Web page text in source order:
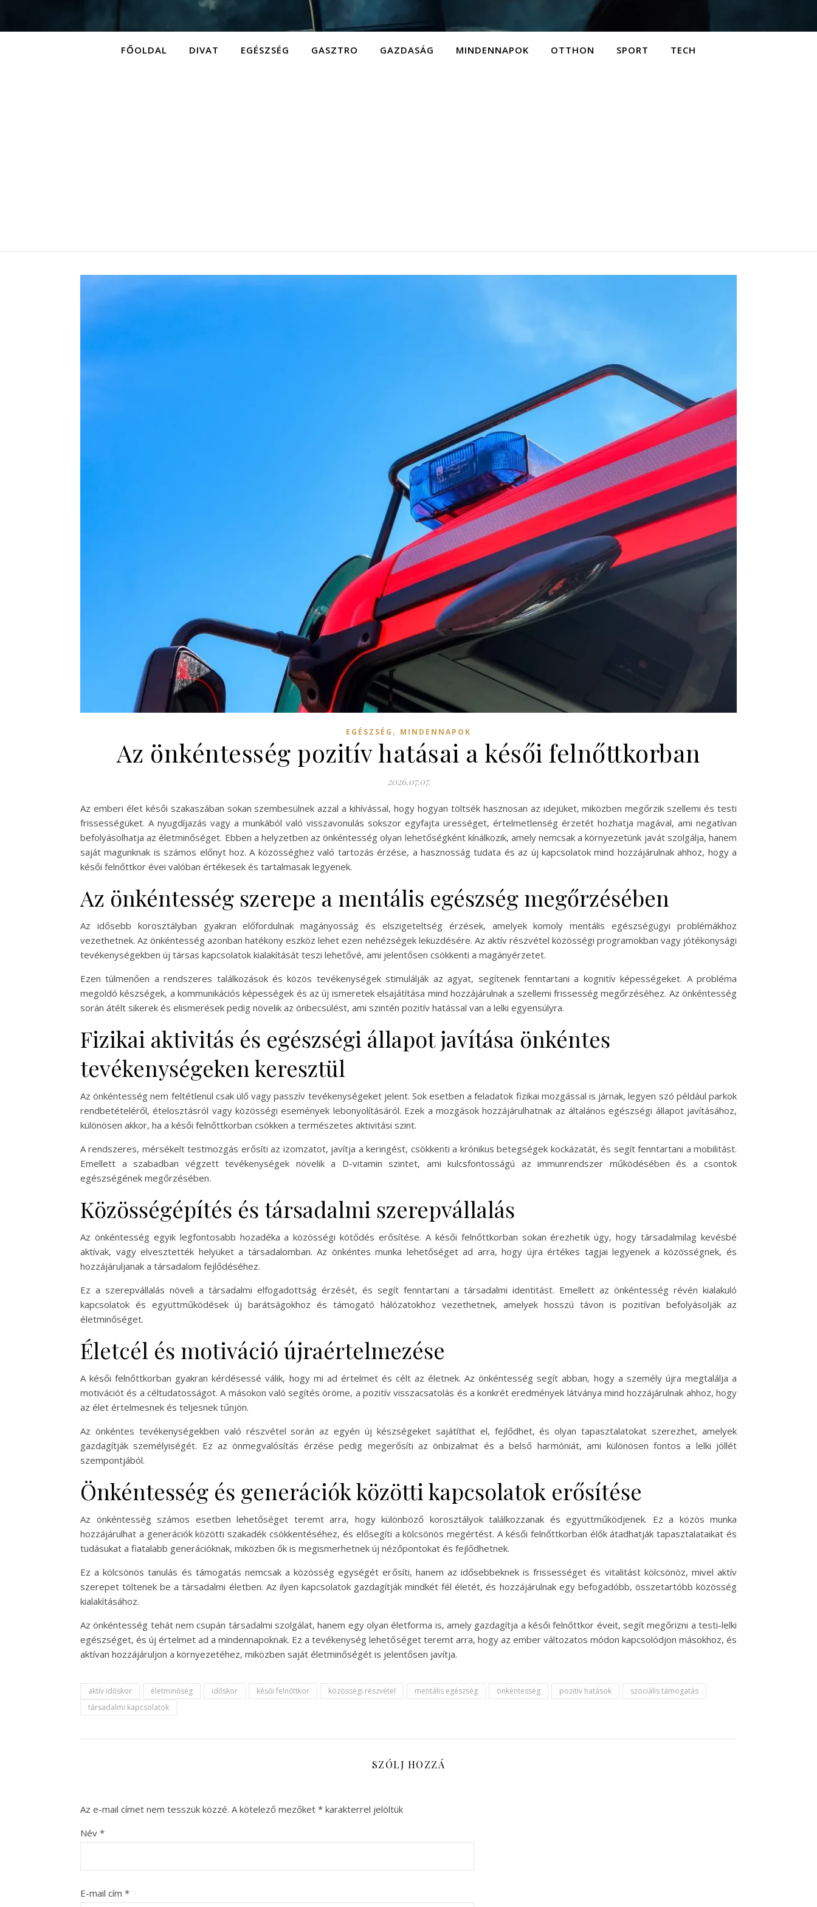
FŐOLDAL DIVAT EGÉSZSÉG GASZTRO GAZDASÁG MINDENNAPOK OTTHON SPORT TECH
EGÉSZSÉG , MINDENNAPOK
Az önkéntesség pozitív hatásai a késői felnőttkorban
2026.07.07.
Az emberi élet késői szakaszában sokan szembesülnek azzal a kihívással, hogy hogyan töltsék hasznosan az idejüket, miközben megőrzik szellemi és testi
frissességüket. A nyugdíjazás vagy a munkából való visszavonulás sokszor egyfajta ürességet, értelmetlenség érzetét hozhatja magával, ami negatívan
befolyásolhatja az életminőséget. Ebben a helyzetben az önkéntesség olyan lehetőségként kínálkozik, amely nemcsak a környezetünk javát szolgálja, hanem
saját magunknak is számos előnyt hoz. A közösséghez való tartozás érzése, a hasznosság tudata és az új kapcsolatok mind hozzájárulnak ahhoz, hogy a
késői felnőttkor évei valóban értékesek és tartalmasak legyenek.
Az önkéntesség szerepe a mentális egészség megőrzésében
Az idősebb korosztályban gyakran előfordulnak magányosság és elszigeteltség érzések, amelyek komoly mentális egészségügyi problémákhoz
vezethetnek. Az önkéntesség azonban hatékony eszköz lehet ezen nehézségek leküzdésére. Az aktív részvétel közösségi programokban vagy jótékonysági
tevékenységekben új társas kapcsolatok kialakítását teszi lehetővé, ami jelentősen csökkenti a magányérzetet.
Ezen túlmenően a rendszeres találkozások és közös tevékenységek stimulálják az agyat, segítenek fenntartani a kognitív képességeket. A probléma
megoldó készségek, a kommunikációs képességek és az új ismeretek elsajátítása mind hozzájárulnak a szellemi frissesség megőrzéséhez. Az önkéntesség
során átélt sikerek és elismerések pedig növelik az önbecsülést, ami szintén pozitív hatással van a lelki egyensúlyra.
Fizikai aktivitás és egészségi állapot javítása önkéntes
tevékenységeken keresztül
Az önkéntesség nem feltétlenül csak ülő vagy passzív tevékenységeket jelent. Sok esetben a feladatok fizikai mozgással is járnak, legyen szó például parkok
rendbetételéről, ételosztásról vagy közösségi események lebonyolításáról. Ezek a mozgások hozzájárulhatnak az általános egészségi állapot javításához,
különösen akkor, ha a késői felnőttkorban csökken a természetes aktivitási szint.
A rendszeres, mérsékelt testmozgás erősíti az izomzatot, javítja a keringést, csökkenti a krónikus betegségek kockázatát, és segít fenntartani a mobilitást.
Emellett a szabadban végzett tevékenységek növelik a D-vitamin szintet, ami kulcsfontosságú az immunrendszer működésében és a csontok
egészségének megőrzésében.
Közösségépítés és társadalmi szerepvállalás
Az önkéntesség egyik legfontosabb hozadéka a közösségi kötődés erősítése. A késői felnőttkorban sokan érezhetik úgy, hogy társadalmilag kevésbé
aktívak, vagy elvesztették helyüket a társadalomban. Az önkéntes munka lehetőséget ad arra, hogy újra értékes tagjai legyenek a közösségnek, és
hozzájáruljanak a társadalom fejlődéséhez.
Ez a szerepvállalás növeli a társadalmi elfogadottság érzését, és segít fenntartani a társadalmi identitást. Emellett az önkéntesség révén kialakuló
kapcsolatok és együttműködések új barátságokhoz és támogató hálózatokhoz vezethetnek, amelyek hosszú távon is pozitívan befolyásolják az
életminőséget.
Életcél és motiváció újraértelmezése
A késői felnőttkorban gyakran kérdésessé válik, hogy mi ad értelmet és célt az életnek. Az önkéntesség segít abban, hogy a személy újra megtalálja a
motivációt és a céltudatosságot. A másokon való segítés öröme, a pozitív visszacsatolás és a konkrét eredmények látványa mind hozzájárulnak ahhoz, hogy
az élet értelmesnek és teljesnek tűnjön.
Az önkéntes tevékenységekben való részvétel során az egyén új készségeket sajátíthat el, fejlődhet, és olyan tapasztalatokat szerezhet, amelyek
gazdagítják személyiségét. Ez az önmegvalósítás érzése pedig megerősíti az önbizalmat és a belső harmóniát, ami különösen fontos a lelki jóllét
szempontjából.
Önkéntesség és generációk közötti kapcsolatok erősítése
Az önkéntesség számos esetben lehetőséget teremt arra, hogy különböző korosztályok találkozzanak és együttműködjenek. Ez a közös munka
hozzájárulhat a generációk közötti szakadék csökkentéséhez, és elősegíti a kölcsönös megértést. A késői felnőttkorban élők átadhatják tapasztalataikat és
tudásukat a fiatalabb generációknak, miközben ők is megismerhetnek új nézőpontokat és fejlődhetnek.
Ez a kölcsönös tanulás és támogatás nemcsak a közösség egységét erősíti, hanem az idősebbeknek is frissességet és vitalitást kölcsönöz, mivel aktív
szerepet töltenek be a társadalmi életben. Az ilyen kapcsolatok gazdagítják mindkét fél életét, és hozzájárulnak egy befogadóbb, összetartóbb közösség
kialakításához.
Az önkéntesség tehát nem csupán társadalmi szolgálat, hanem egy olyan életforma is, amely gazdagítja a késői felnőttkor éveit, segít megőrizni a testi-lelki
egészséget, és új értelmet ad a mindennapoknak. Ez a tevékenység lehetőséget teremt arra, hogy az ember változatos módon kapcsolódjon másokhoz, és
aktívan hozzájáruljon a környezetéhez, miközben saját életminőségét is jelentősen javítja.
aktív időskor életminőség időskor késői felnőttkor közösségi részvétel mentális egészség önkéntesség pozitív hatások
szociális támogatás
társadalmi kapcsolatok
SZÓLJ HOZZÁ
Az e-mail címet nem tesszük közzé. A kötelező mezőket * karakterrel jelöltük
Név *
E-mail cím *